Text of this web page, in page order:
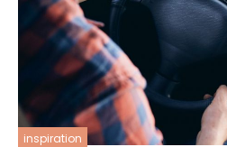
inspiration